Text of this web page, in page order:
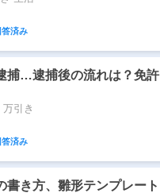
済み
捕…逮捕後の流れは？免許
引き
済み
書き方、雛形テンプレート